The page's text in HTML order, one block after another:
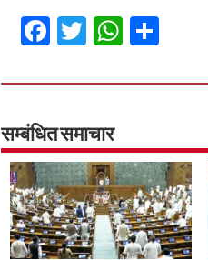
Fa
ce
b
o
o
k
T
wi
tt
er
W
h
at
p
p
S
h
ar
सम्बंधित समाचार